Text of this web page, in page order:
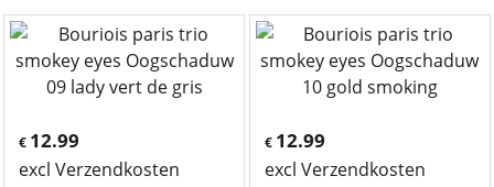
€ 12.99
excl Verzendkosten
€ 12.99
excl Verzendkosten